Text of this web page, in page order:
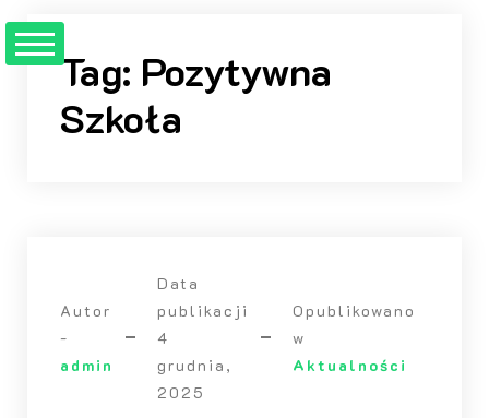
do
Tag: Pozytywna
Szkoła
Autor
-
admin
Data
publikacji
4
grudnia,
2025
Opublikowano
w
Aktualności